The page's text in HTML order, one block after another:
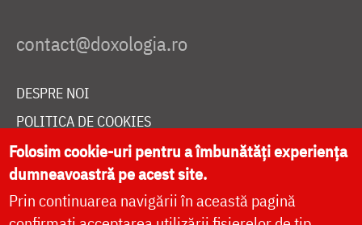
DESPRE NOI
POLITICA DE COOKIES
DONEAZĂ ONLINE PENTRU CATEDRALA NAȚIONALĂ
LIVE
Folosim cookie-uri pentru a îmbunătăți experiența
dumneavoastră pe acest site.
Prin continuarea navigării în această pagină